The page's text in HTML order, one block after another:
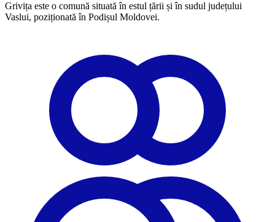
Grivița este o comună situată în estul țării și în sudul județului
Vaslui, poziționată în Podișul Moldovei.